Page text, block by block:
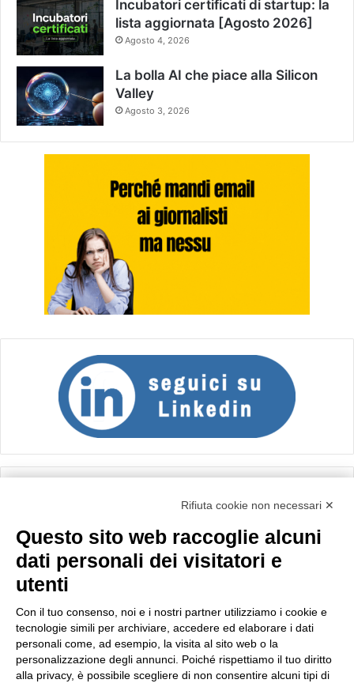
Incubatori certificati di startup: la
lista aggiornata [Agosto 2026]
Agosto 4, 2026
La bolla AI che piace alla Silicon
Valley
Agosto 3, 2026
Importo netto (€):
Calcola
Rifiuta cookie non necessari ✕
Questo sito web raccoglie alcuni
dati personali dei visitatori e
utenti
Con il tuo consenso, noi e i nostri partner utilizziamo i cookie e
tecnologie simili per archiviare, accedere ed elaborare i dati
personali come, ad esempio, la visita al sito web o la
personalizzazione degli annunci. Poiché rispettiamo il tuo diritto
alla privacy, è possibile scegliere di non consentire alcuni tipi di